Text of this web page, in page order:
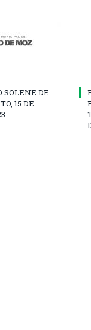
SOLENE DE
15 DE